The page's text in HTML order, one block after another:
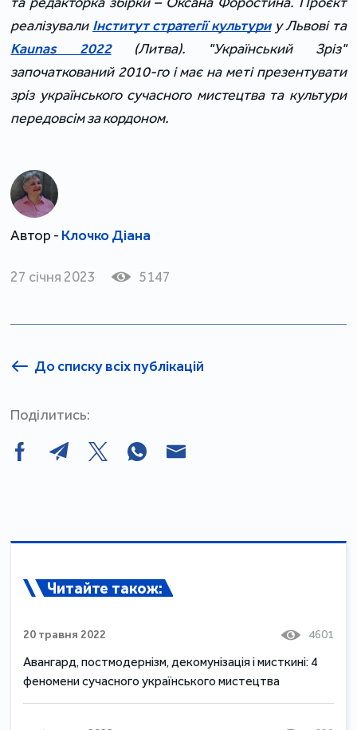
реалізували Інститут стратегії культуриу Львові та
Kaunas 2022(Литва). "Український Зріз"
започаткований 2010-го і має на меті презентувати
зріз українського сучасного мистецтва та культури
передовсім за кордоном.
Автор - Клочко Діана
27 січня 2023 5147
До списку всіх публікацій
Поділитись:
Читайте також:
20 травня 2022 4601
Авангард, постмодернізм, декомунізація і мисткині: 4
феномени сучасного українського мистецтва